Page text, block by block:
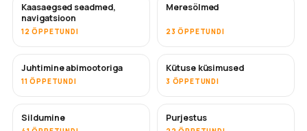
Kaasaegsed seadmed,
navigatsioon
12 ÕPPETUNDI
Meresõlmed
23 ÕPPETUNDI
Juhtimine abimootoriga
11 ÕPPETUNDI
Kütuse küsimused
3 ÕPPETUNDI
Sildumine Purjestus